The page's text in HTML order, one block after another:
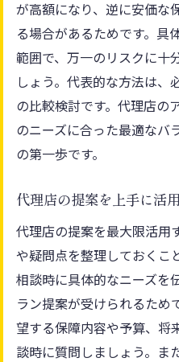
が高額になり、逆に安価な
る場合があるためです。具
範囲で、万一のリスクに十
しょう。代表的な方法は、
の比較検討です。代理店の
のニーズに合った最適なバ
の第一歩です。
代理店の提案を上手に活
代理店の提案を最大限活用
や疑問点を整理しておくこ
相談時に具体的なニーズを
ラン提案が受けられるため
望する保障内容や予算、将
談時に質問しましょう。ま